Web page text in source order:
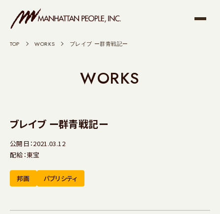
TOP > WORKS > ブレイブ ー群青戦記ー
WORKS
ブレイブ ー群青戦記ー
公開日：2021.03.12
配給：東宝
邦画 パブリシティ